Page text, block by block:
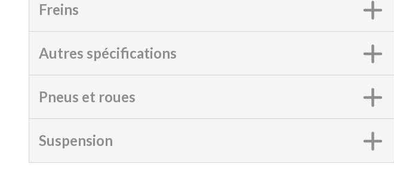
Freins
Autres spécifications
Pneus et roues
Suspension